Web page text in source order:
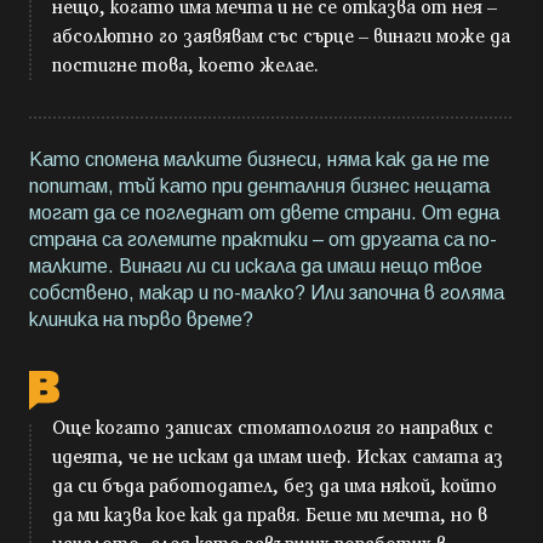
нещо, когато има мечта и не се отказва от нея –
абсолютно го заявявам със сърце – винаги може да
постигне това, което желае.
Като спомена малките бизнеси, няма как да не те
попитам, тъй като при денталния бизнес нещата
могат да се погледнат от двете страни. От една
страна са големите практики – от другата са по-
малките. Винаги ли си искала да имаш нещо твое
собствено, макар и по-малко? Или започна в голяма
клиника на първо време?
Още когато записах стоматология го направих с
идеята, че не искам да имам шеф. Исках самата аз
да си бъда работодател, без да има някой, който
да ми казва кое как да правя. Беше ми мечта, но в